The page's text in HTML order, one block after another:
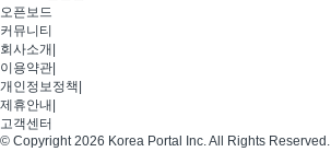
오픈보드
커뮤니티
회사소개
이용약관
개인정보정책
제휴안내
고객센터
© Copyright 2026 Korea Portal Inc. All Rights Reserved.